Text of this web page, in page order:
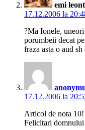
emi
17.12.2006 la
?Ma Ionele,
porumbeii decat
fraza asta o aud
17.12.2006 la
Articol de nota 10!
Felicitari